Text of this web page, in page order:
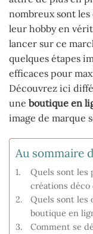
nombreux sont
leur hobby en
lancer sur ce
quelques étapes
efficaces pour
Découvrez ici
une boutique en
image de marque
Au sommaire
Quels sont les
créations déco
Quels sont les
boutique en
Comment se